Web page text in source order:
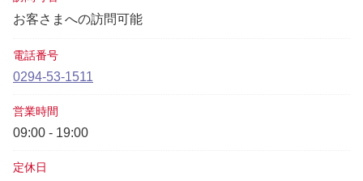
お客さまへの訪問可能
電話番号
0294-53-1511
営業時間
09:00 - 19:00
定休日